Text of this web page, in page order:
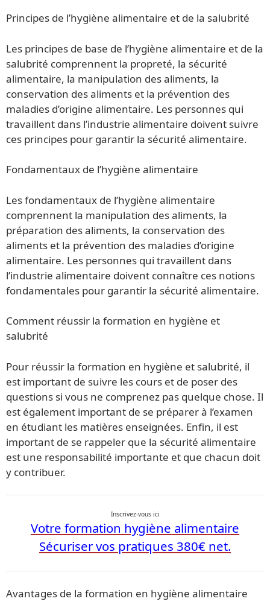
Principes de l’hygiène alimentaire et de la salubrité
Les principes de base de l’hygiène alimentaire et de la
salubrité comprennent la propreté, la sécurité
alimentaire, la manipulation des aliments, la
conservation des aliments et la prévention des
maladies d’origine alimentaire. Les personnes qui
travaillent dans l’industrie alimentaire doivent suivre
ces principes pour garantir la sécurité alimentaire.
Fondamentaux de l’hygiène alimentaire
Les fondamentaux de l’hygiène alimentaire
comprennent la manipulation des aliments, la
préparation des aliments, la conservation des
aliments et la prévention des maladies d’origine
alimentaire. Les personnes qui travaillent dans
l’industrie alimentaire doivent connaître ces notions
fondamentales pour garantir la sécurité alimentaire.
Comment réussir la formation en hygiène et
salubrité
Pour réussir la formation en hygiène et salubrité, il
est important de suivre les cours et de poser des
questions si vous ne comprenez pas quelque chose. Il
est également important de se préparer à l’examen
en étudiant les matières enseignées. Enfin, il est
important de se rappeler que la sécurité alimentaire
est une responsabilité importante et que chacun doit
y contribuer.
Inscrivez-vous ici
Votre formation hygiène alimentaire
Sécuriser vos pratiques 380€ net.
Avantages de la formation en hygiène alimentaire